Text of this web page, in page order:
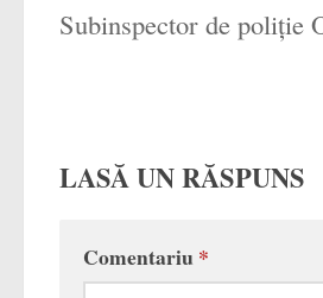
Subinspector de poliţie
LASĂ UN RĂSPUNS
Comentariu*